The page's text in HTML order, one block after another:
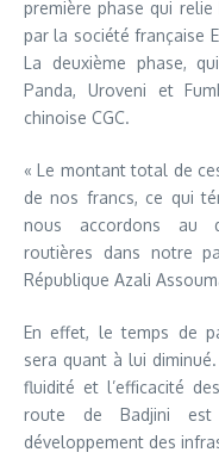
première phase qui
par la société française
La deuxième phase,
Panda, Uroveni et
chinoise CGC.
« Le montant total de
de nos francs, ce qui
nous accordons au
routières dans notre
République Azali
En effet, le temps de
sera quant à lui
fluidité et l’efficacité
route de Badjini
développement des